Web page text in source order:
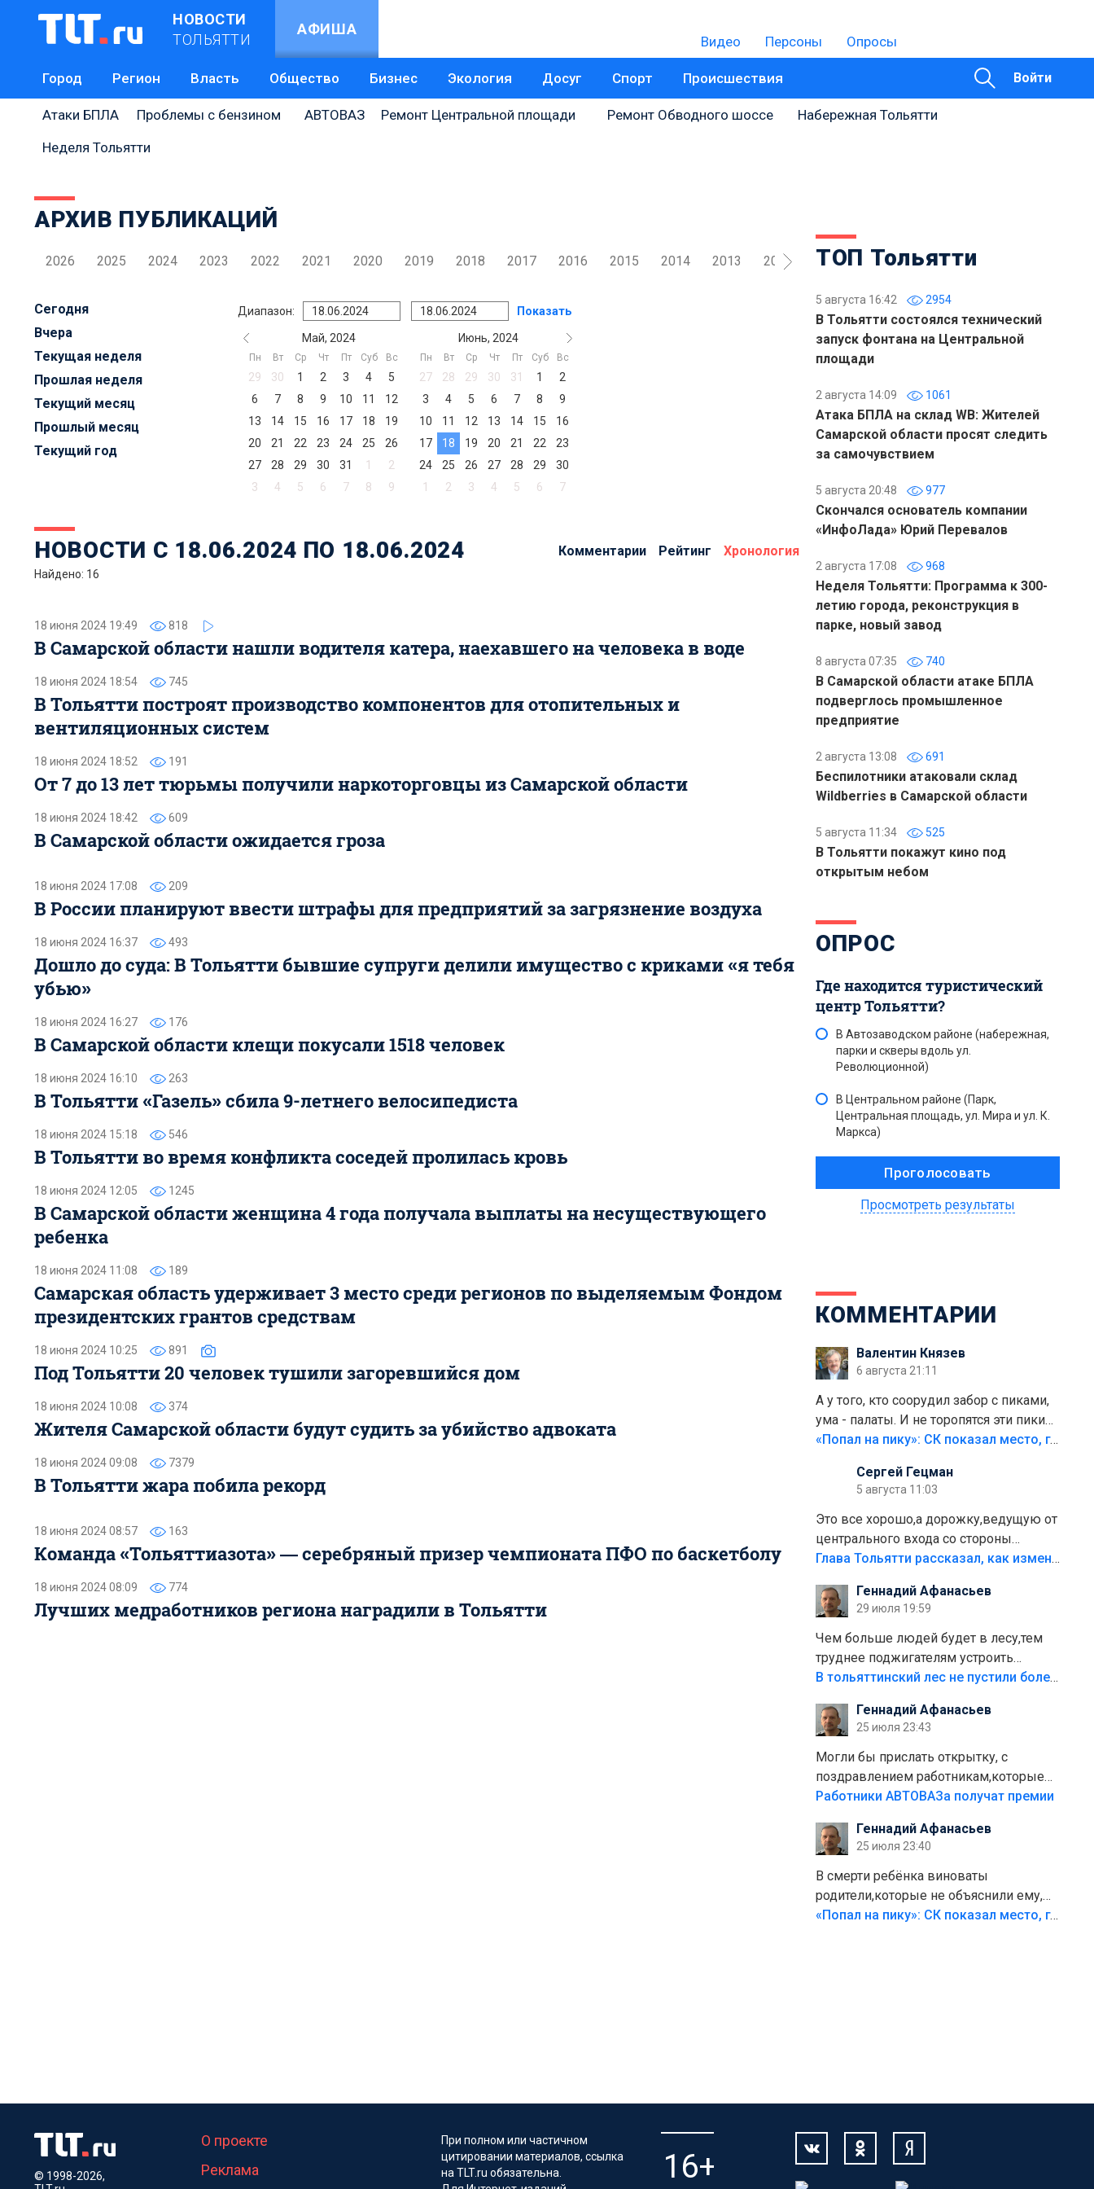
НОВОСТИ
ТОЛЬЯТТИ
АФИША
Видео Персоны Опросы
Город Регион Власть Общество Бизнес Экология Досуг Спорт Происшествия Войти
Атаки БПЛА Проблемы с бензином АВТОВАЗ Ремонт Центральной площади Ремонт Обводного шоссе
Набережная Тольятти
Неделя Тольятти
АРХИВ ПУБЛИКАЦИЙ
2026 2025 2024 2023 2022 2021 2020 2019 2018 2017 2016 2015 2014 2013 2012 2011 2010 2009 2008
Сегодня
Вчера
Текущая неделя
Прошлая неделя
Текущий месяц
Прошлый месяц
Текущий год
Диапазон: Показать
Май, 2024
Пн Вт Ср Чт Пт Суб Вс
29 30 1 2 3 4
5
6
7 8 9 10 11
12
13
14 15 16 17 18
19
20
21 22 23 24 25
26
27
28 29 30 31 1
2
3
4 5 6 7 8 9
Июнь, 2024
Пн Вт Ср Чт Пт Суб Вс
27 28 29 30 31 1
2
3
4 5 6 7 8
9
10
11 12 13 14 15
16
17
18 19 20 21 22
23
24
25 26 27 28 29
30
1
2 3 4 5 6 7
НОВОСТИ С 18.06.2024 ПО 18.06.2024
Найдено: 16
Комментарии Рейтинг Хронология
18 июня 2024 19:49 818
В Самарской области нашли водителя катера, наехавшего на человека в воде
18 июня 2024 18:54 745
В Тольятти построят производство компонентов для отопительных и
вентиляционных систем
18 июня 2024 18:52 191
От 7 до 13 лет тюрьмы получили наркоторговцы из Самарской области
18 июня 2024 18:42 609
В Самарской области ожидается гроза
18 июня 2024 17:08 209
В России планируют ввести штрафы для предприятий за загрязнение воздуха
18 июня 2024 16:37 493
Дошло до суда: В Тольятти бывшие супруги делили имущество с криками «я тебя
убью»
18 июня 2024 16:27 176
В Самарской области клещи покусали 1518 человек
18 июня 2024 16:10 263
В Тольятти «Газель» сбила 9-летнего велосипедиста
18 июня 2024 15:18 546
В Тольятти во время конфликта соседей пролилась кровь
18 июня 2024 12:05 1245
В Самарской области женщина 4 года получала выплаты на несуществующего
ребенка
18 июня 2024 11:08 189
Самарская область удерживает 3 место среди регионов по выделяемым Фондом
президентских грантов средствам
18 июня 2024 10:25 891
Под Тольятти 20 человек тушили загоревшийся дом
18 июня 2024 10:08 374
Жителя Самарской области будут судить за убийство адвоката
18 июня 2024 09:08 7379
В Тольятти жара побила рекорд
18 июня 2024 08:57 163
Команда «Тольяттиазота» — серебряный призер чемпионата ПФО по баскетболу
18 июня 2024 08:09 774
Лучших медработников региона наградили в Тольятти
ТОП Тольятти
5 августа 16:42 2954
В Тольятти состоялся технический
запуск фонтана на Центральной
площади
2 августа 14:09 1061
Атака БПЛА на склад WB: Жителей
Самарской области просят следить
за самочувствием
5 августа 20:48 977
Скончался основатель компании
«ИнфоЛада» Юрий Перевалов
2 августа 17:08 968
Неделя Тольятти: Программа к 300-
летию города, реконструкция в
парке, новый завод
8 августа 07:35 740
В Самарской области атаке БПЛА
подверглось промышленное
предприятие
2 августа 13:08 691
Беспилотники атаковали склад
Wildberries в Самарской области
5 августа 11:34 525
В Тольятти покажут кино под
открытым небом
ОПРОС
Где находится туристический
центр Тольятти?
В Автозаводском районе (набережная,
парки и скверы вдоль ул.
Революционной)
В Центральном районе (Парк,
Центральная площадь, ул. Мира и ул. К.
Маркса)
Просмотреть результаты
КОММЕНТАРИИ
Валентин Князев
6 августа 21:11
А у того, кто соорудил забор с пиками,
ума - палаты. И не торопятся эти пики
срезать
«Попал на пику»: СК показал место, где был смертельно травмирован ребенок в Тольятти
Сергей Гецман
5 августа 11:03
Это все хорошо,а дорожку,ведущую от
центрального входа со стороны
кафе"Мираж" к аттракционам слабо
плитки не хватило,т.к.осенью и зимой
лежала в парке и испортилась.Да
еще,видимо,часть украли.
Глава Тольятти рассказал, как изменится парк Центрального района
Геннадий Афанасьев
29 июля 19:59
Чем больше людей будет в лесу,тем
труднее поджигателям устроить
пожар.Тех кто разводит костры,тех
полно стоит,почему водители всё
равно едут в лес? Штрафы мизерные.
В тольяттинский лес не пустили более тысячи автомобилей
Геннадий Афанасьев
25 июля 23:43
Могли бы прислать открытку, с
поздравлением работникам,которые
больше сорока лет отработали на
Работники АВТОВАЗа получат премии
Геннадий Афанасьев
25 июля 23:40
В смерти ребёнка виноваты
родители,которые не объяснили ему,
что такое хорошо и что такое плохо!
«Попал на пику»: СК показал место, где был смертельно травмирован ребенок в Тольятти
© 1998-2026,
О проекте
Реклама
При полном или частичном
цитировании материалов, ссылка
на TLT.ru обязательна.